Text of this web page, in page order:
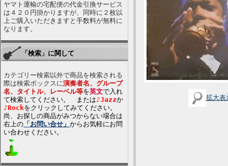
ヤマト運輸の宅配便の代金引換サービス
は４２０円掛かりますが、同時に２枚以
上ご購入いただきますと手数料が無料に
なります。
「検索」に関して
カテゴリー検索以外で商品を検索される
際は検索ボックスに演奏者名、グループ
名、タイトル、レーベル等を英文で入れ
て検索してください。 または♪Jazzか
♪Rockをクリックしてみてください。
尚、お探しの商品がみつからない場合は
右上の 「お問い合せ」 からお気軽にお問
い合わせください。
拡大表